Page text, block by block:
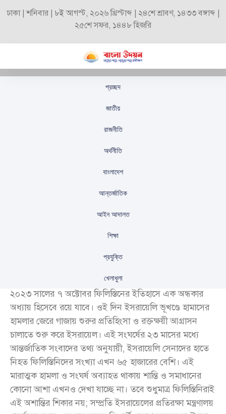
ঢাকা | শনিবার | ৮ই আগস্ট, ২০২৬ খ্রিস্টাব্দ | ২৪শে শ্রাবণ, ১৪৩৩ বঙ্গাব্দ |
২৫শে সফর, ১৪৪৮ হিজরি
প্রচ্ছদ
জাতীয়
রাজনীতি
অর্থনীতি
বাংলাদেশ
আন্তর্জাতিক
আইন আদালত
শিক্ষা
প্রযুক্তি
খেলাধুলা
ইসরায়েলি সেনাদের
মানসিক স্বাস্থ্যের অবস্থা
প্রকাশিতঃসেপ্টেম্বর ১৮, ২০২৫
২০২৩ সালের ৭ অক্টোবর ফিলিস্তিনের ইতিহাসে এক অন্ধকার
অধ্যায় হিসেবে রয়ে যাবে। ওই দিন ইসরায়েলি ভূখণ্ডে হামাসের
হামলার জেরে গাজায় শুরুর প্রতিহিংসা ও রক্তক্ষয়ী আগ্রাসন
চালাতে শুরু করে ইসরায়েল। এই সংঘর্ষের ২৩ মাসের মধ্যে
আন্তর্জাতিক সংবাদের তথ্য অনুযায়ী, ইসরায়েলি সেনাদের হাতে
নিহত ফিলিস্তিনিদের সংখ্যা এখন ৬৫ হাজারের বেশি। এই
মারাত্মক হামলা ও সংঘর্ষ অব্যাহত থাকায় শান্তি ও সমাধানের
কোনো আশা এখনও দেখা যাচ্ছে না। তবে শুধুমাত্র ফিলিস্তিনিরাই
এই অশান্তির শিকার নয়; সম্প্রতি ইসরায়েলের প্রতিরক্ষা মন্ত্রণালয়